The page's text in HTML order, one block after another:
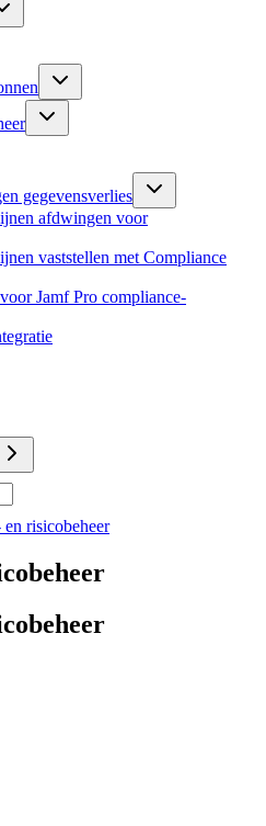
gegevensverlies
afdwingen voor
vaststellen met Compliance
Jamf Pro compliance-
risicobeheer